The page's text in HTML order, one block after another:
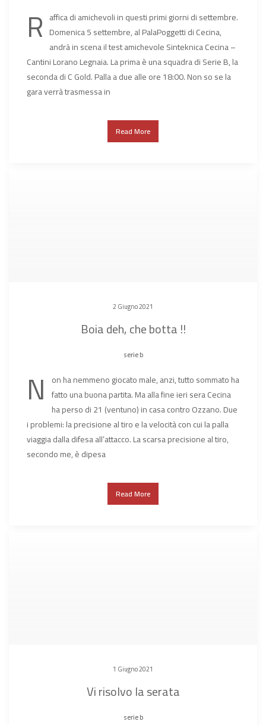
R affica di amichevoli in questi primi giorni di settembre.
Domenica 5 settembre, al PalaPoggetti di Cecina,
andrà in scena il test amichevole Sinteknica Cecina –
Cantini Lorano Legnaia. La prima è una squadra di Serie B, la
seconda di C Gold. Palla a due alle ore 18:00. Non so se la
gara verrà trasmessa in
Read More
2 Giugno 2021
Boia deh, che botta !!
serie b
N on ha nemmeno giocato male, anzi, tutto sommato ha
fatto una buona partita. Ma alla fine ieri sera Cecina
ha perso di 21 (ventuno) in casa contro Ozzano. Due
i problemi: la precisione al tiro e la velocità con cui la palla
viaggia dalla difesa all’attacco. La scarsa precisione al tiro,
secondo me, è dipesa
Read More
1 Giugno 2021
Vi risolvo la serata
serie b